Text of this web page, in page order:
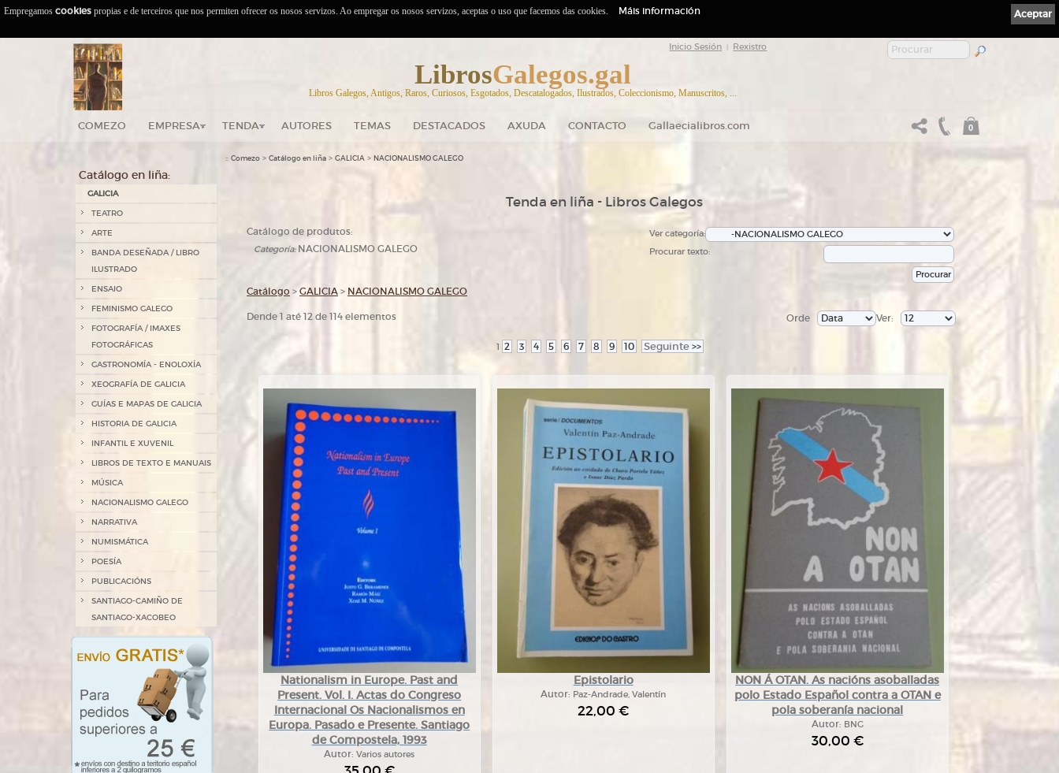
Inicio Sesión Rexistro
LibrosGalegos.gal
Libros Galegos, Antigos, Raros, Curiosos, Esgotados, Descatalogados, Ilustrados, Coleccionismo, Manuscritos, ...
COMEZO EMPRESA TENDA AUTORES TEMAS DESTACADOS AXUDA CONTACTO Gallaecialibros.com 0
Catálogo en liña:
GALICIA
TEATRO
ARTE
BANDA DESEÑADA / LIBRO
ILUSTRADO
ENSAIO
FEMINISMO GALEGO
FOTOGRAFÍA / IMAXES
FOTOGRÁFICAS
GASTRONOMÍA - ENOLOXÍA
XEOGRAFÍA DE GALICIA
GUÍAS E MAPAS DE GALICIA
HISTORIA DE GALICIA
INFANTIL E XUVENIL
LIBROS DE TEXTO E MANUAIS
MÚSICA
NACIONALISMO GALEGO
NARRATIVA
NUMISMÁTICA
POESÍA
PUBLICACIÓNS
SANTIAGO-CAMIÑO DE
SANTIAGO-XACOBEO
:: Comezo > Catálogo en liña > GALICIA > NACIONALISMO GALEGO
Tenda en liña - Libros Galegos
Catálogo de produtos:
Categoría:NACIONALISMO GALEGO
Ver categoría:
Procurar texto:
Catálogo > GALICIA > NACIONALISMO GALEGO
Dende 1 até 12 de 114 elementos Ver:
Orde
1 2 3 4 5 6 7 8 9 10 Seguinte >>
Nationalism in Europe. Past and
Present. Vol. I. Actas do Congreso
Internacional Os Nacionalismos en
Europa. Pasado e Presente. Santiago
de Compostela, 1993
Autor:Varios autores
Epistolario
Autor: Paz-Andrade, Valentín
22,00 €
NON Á OTAN. As nacións asoballadas
polo Estado Español contra a OTAN e
pola soberanía nacional
Autor: BNG
30,00 €
Aceptar
Empregamos cookies propias e de terceiros que nos permiten ofrecer os nosos servizos. Ao empregar os nosos servizos, aceptas o uso que facemos das cookies. Máis información